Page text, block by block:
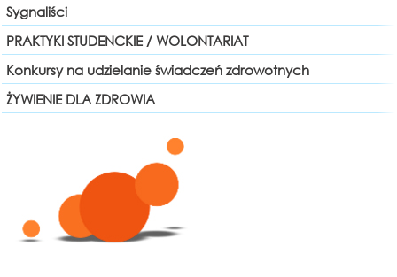
Sygnaliści
PRAKTYKI STUDENCKIE / WOLONTARIAT
Konkursy na udzielanie świadczeń zdrowotnych
ŻYWIENIE DLA ZDROWIA